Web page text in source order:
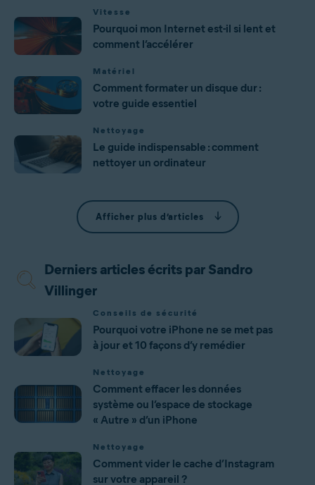
Vitesse
Pourquoi mon Internet est-il si lent et
comment l’accélérer
Matériel
Comment formater un disque dur :
votre guide essentiel
Nettoyage
Le guide indispensable : comment
nettoyer un ordinateur
Afficher plus d’articles
Derniers articles écrits par Sandro
Villinger
Conseils de sécurité
Pourquoi votre iPhone ne se met pas
à jour et 10 façons d’y remédier
Nettoyage
Comment effacer les données
système ou l’espace de stockage
« Autre » d’un iPhone
Nettoyage
Comment vider le cache d’Instagram
sur votre appareil ?